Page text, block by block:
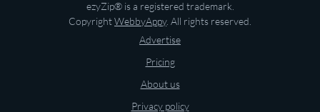
ezyZip® is a registered trademark.
CopyrightWebbyAppy. All rights reserved.
Advertise
Pricing
About us
Privacy policy